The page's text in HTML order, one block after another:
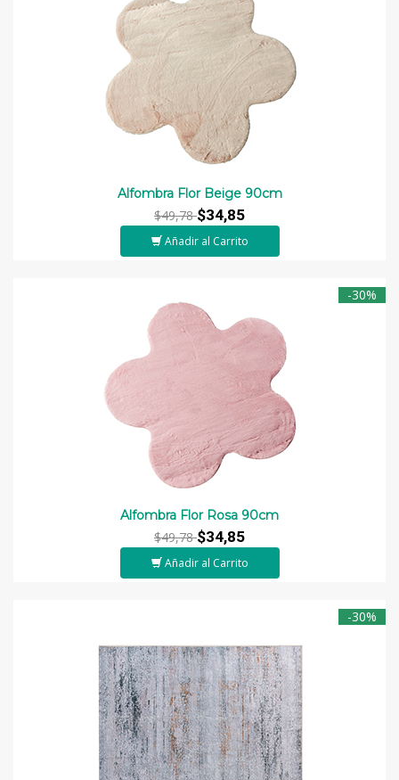
Alfombra Flor Beige 90cm
$49,78$34,85
Añadir al Carrito
-30%
Alfombra Flor Rosa 90cm
$49,78$34,85
Añadir al Carrito
-30%